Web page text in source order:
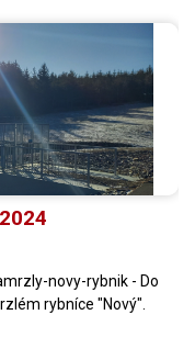
novy-rybnik - Do
rybníce "Nový".